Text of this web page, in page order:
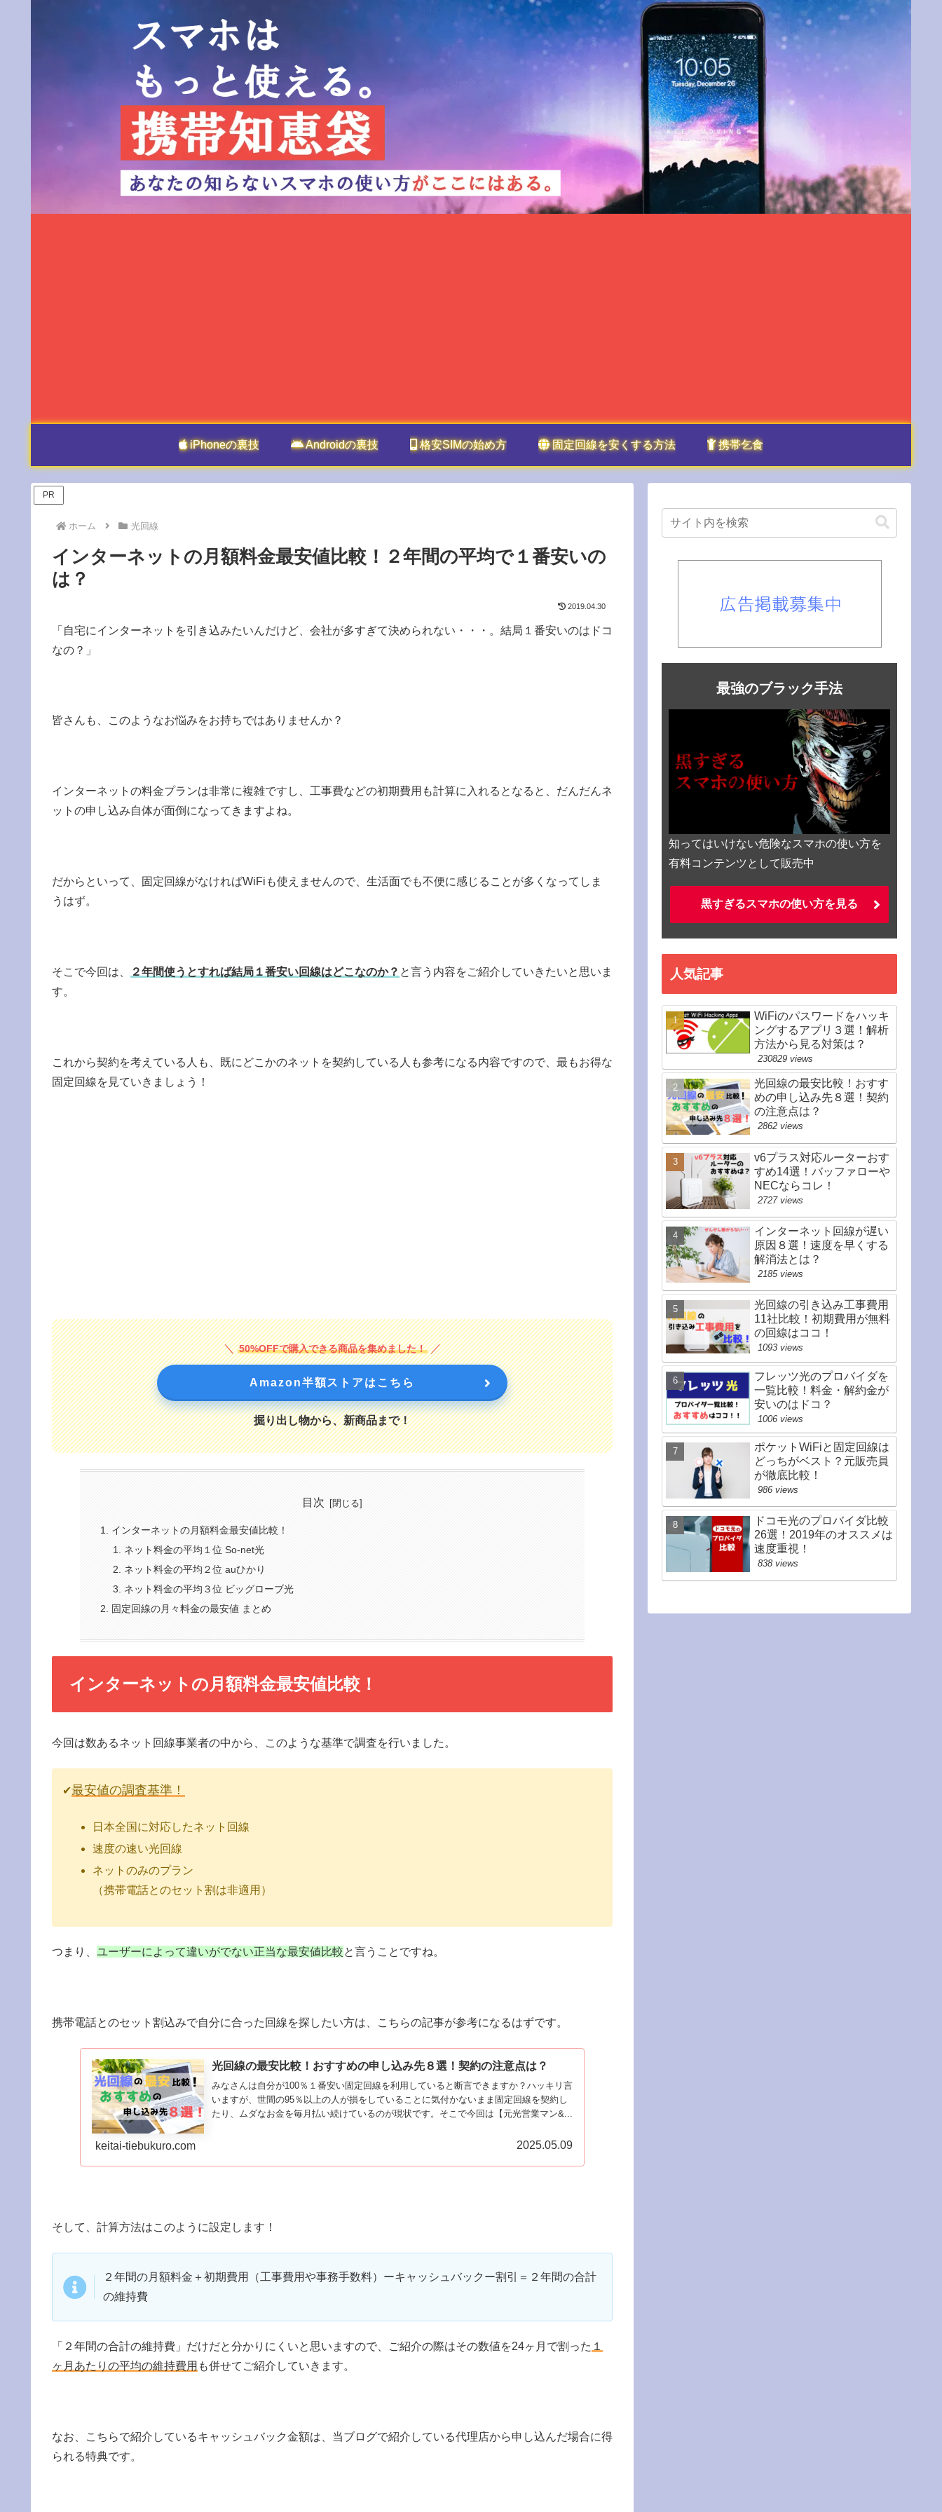
iPhoneの裏技 Androidの裏技 格安SIMの始め方 固定回線を安くする方法 携帯乞食
PR
ホーム 光回線
インターネットの月額料金最安値比較！２年間の平均で１番安いの
は？
2019.04.30
「自宅にインターネットを引き込みたいんだけど、会社が多すぎて決められない・・・。結局１番安いのはドコ
なの？」
皆さんも、このようなお悩みをお持ちではありませんか？
インターネットの料金プランは非常に複雑ですし、工事費などの初期費用も計算に入れるとなると、だんだんネ
ットの申し込み自体が面倒になってきますよね。
だからといって、固定回線がなければWiFiも使えませんので、生活面でも不便に感じることが多くなってしま
うはず。
そこで今回は、 ２年間使うとすれば結局１番安い回線はどこなのか？ と言う内容をご紹介していきたいと思いま
す。
これから契約を考えている人も、既にどこかのネットを契約している人も参考になる内容ですので、最もお得な
固定回線を見ていきましょう！
50%OFFで購入できる商品を集めました！
Amazon半額ストアはこちら
掘り出し物から、新商品まで！
目次
インターネットの月額料金最安値比較！
ネット料金の平均１位 So-net光
ネット料金の平均２位 auひかり
ネット料金の平均３位 ビッグローブ光
固定回線の月々料金の最安値 まとめ
インターネットの月額料金最安値比較！
今回は数あるネット回線事業者の中から、このような基準で調査を行いました。
✔最安値の調査基準！
日本全国に対応したネット回線
速度の速い光回線
ネットのみのプラン
（携帯電話とのセット割は非適用）
つまり、 ユーザーによって違いがでない正当な最安値比較と言うことですね。
携帯電話とのセット割込みで自分に合った回線を探したい方は、こちらの記事が参考になるはずです。
光回線の最安比較！おすすめの申し込み先８選！契約の注意点は？
みなさんは自分が100％１番安い固定回線を利用していると断言できますか？ハッキリ言
いますが、世間の95％以上の人が損をしていることに気付かないまま固定回線を契約し
たり、ムダなお金を毎月払い続けているのが現状です。そこで今回は【元光営業マン&...
keitai-tiebukuro.com 2025.05.09
そして、計算方法はこのように設定します！
２年間の月額料金＋初期費用（工事費用や事務手数料）ーキャッシュバックー割引＝２年間の合計
の維持費
「２年間の合計の維持費」だけだと分かりにくいと思いますので、ご紹介の際はその数値を24ヶ月で割った １
ヶ月あたりの平均の維持費用 も併せてご紹介していきます。
なお、こちらで紹介しているキャッシュバック金額は、当ブログで紹介している代理店から申し込んだ場合に得
られる特典です。
最強のブラック手法
知ってはいけない危険なスマホの使い方を
有料コンテンツとして販売中
黒すぎるスマホの使い方を見る
人気記事
WiFiのパスワードをハッキ
ングするアプリ３選！解析
方法から見る対策は？
230829 views
光回線の最安比較！おすす
めの申し込み先８選！契約
の注意点は？
2862 views
v6プラス対応ルーターおす
すめ14選！バッファローや
NECならコレ！
2727 views
インターネット回線が遅い
原因８選！速度を早くする
解消法とは？
2185 views
光回線の引き込み工事費用
11社比較！初期費用が無料
の回線はココ！
1093 views
フレッツ光のプロバイダを
一覧比較！料金・解約金が
安いのはドコ？
1006 views
ポケットWiFiと固定回線は
どっちがベスト？元販売員
が徹底比較！
986 views
ドコモ光のプロバイダ比較
26選！2019年のオススメは
速度重視！
838 views